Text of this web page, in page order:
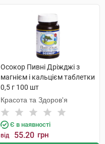
Осокор Пивні Дріжджі з
магнієм і кальцієм таблетки
0,5 г 100 шт
Красота та Здоров'я
Є в наявності
від 55.20 грн